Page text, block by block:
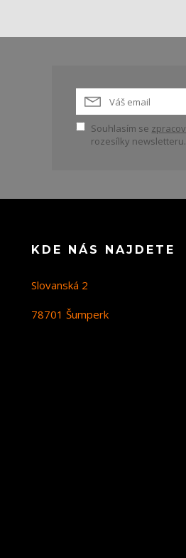
Souhlasím se
rozesílky newsletteru.
KDE NÁS NAJDETE
Slovanská 2
78701 Šumperk